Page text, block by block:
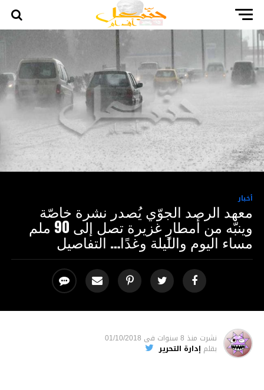
أخبار
معهد الرصد الجوّي يُصدر نشرة خاصّة
وينبّه من أمطارٍ غزيرة تصل إلى 90 ملم
مساء اليوم والليلة وغدًا… التفاصيل
نشرت منذ 8 سنوات فى 01/10/2018
بقلم إدارة التحرير